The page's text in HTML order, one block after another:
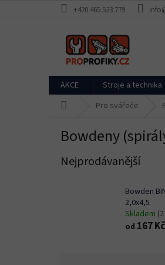
+420 465 523 779
AKCE Stroje a technika
Pro svářeče
Bowdeny
Nejprodávanější
Bowden
2,0x4,5
Skladem
od 167 Kč